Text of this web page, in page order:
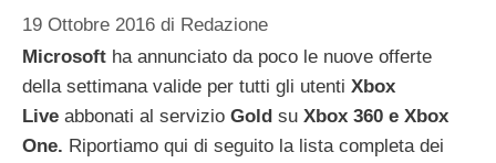
19 Ottobre 2016 di Redazione
Microsoft ha annunciato da poco le nuove offerte
della settimana valide per tutti gli utenti Xbox
Live abbonati al servizio Gold su Xbox 360 e Xbox
One. Riportiamo qui di seguito la lista completa dei